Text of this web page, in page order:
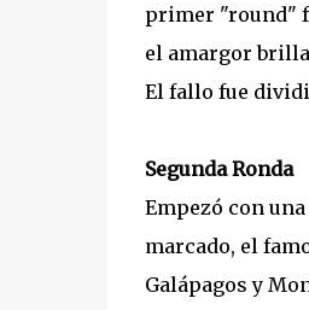
primer "round"
el amargor
El fallo fue
Segunda Ronda
Empezó con
marcado, el
Galápagos y